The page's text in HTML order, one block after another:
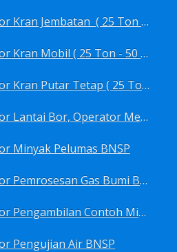
Sertifikasi Operator Kran Jembatan ( 25 Ton - 50 Ton - > 50 ) BNSP
Sertifikasi Operator Kran Mobil ( 25 Ton - 50 Ton - > 50 ) BNSP
Sertifikasi Operator Kran Putar Tetap ( 25 Ton - 50 Ton - > 50 ) BNSP
Sertifikasi Operator Lantai Bor, Operator Menara Bor, Juru Bor, Ahli Pengendali Pengeboran BNSP
Minyak Pelumas BNSP
Sertifikasi Operator Pemrosesan Gas Bumi BNSP
Sertifikasi Operator Pengambilan Contoh Minyak Bumi, Gas Bumi, Bbm- Bbn- Pelumas, Udara, Limbah, Air BNSP
Pengujian Air BNSP